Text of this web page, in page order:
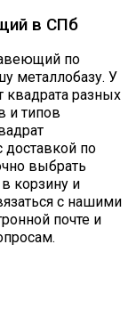
в СПб
по
металлобазу. У
квадрата разных
и типов
по
выбрать
корзину и
с нашими
почте и